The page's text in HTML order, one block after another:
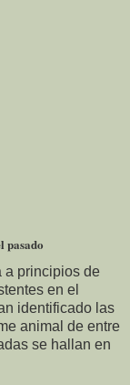
pasado
a principios de
en el
identificado las
animal de entre
se hallan en